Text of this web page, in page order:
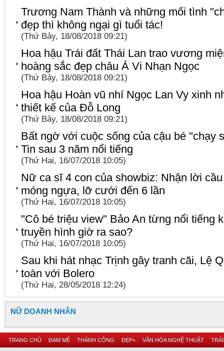
Trương Nam Thành và những mối tình
đẹp thì không ngại gì tuổi tác!
(Thứ Bảy, 18/08/2018 09:21)
Hoa hậu Trái đất Thái Lan trao vương
hoàng sắc đẹp châu Á Vi Nhạn Ngọc
(Thứ Bảy, 18/08/2018 09:21)
Hoa hậu Hoàn vũ nhí Ngọc Lan Vy xinh
thiết kế của Đỗ Long
(Thứ Bảy, 18/08/2018 09:21)
Bất ngờ với cuộc sống của cậu bé "chạy
Tin sau 3 năm nổi tiếng
(Thứ Hai, 16/07/2018 10:05)
Nữ ca sĩ 4 con của showbiz: Nhận lời
móng ngựa, lỡ cưới đến 6 lần
(Thứ Hai, 16/07/2018 10:05)
"Cô bé triệu view" Bảo An từng nổi tiếng
truyền hình giờ ra sao?
(Thứ Hai, 16/07/2018 10:05)
Sau khi hát nhạc Trịnh gây tranh cãi, Lệ
toàn với Bolero
(Thứ Hai, 28/05/2018 12:24)
NỮ DOANH NHÂN
TRANG CHỦ ĐAM MÊ THÀNH CÔNG ĐẸP+ VĂN HÓA NGHỆ THUẬT